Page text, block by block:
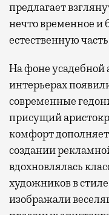
предлагает
нечто временное и
естественную
На фоне усадебной
интерьерах
современные
присущий
комфорт
создании
вдохновлялась
художников в
изображали